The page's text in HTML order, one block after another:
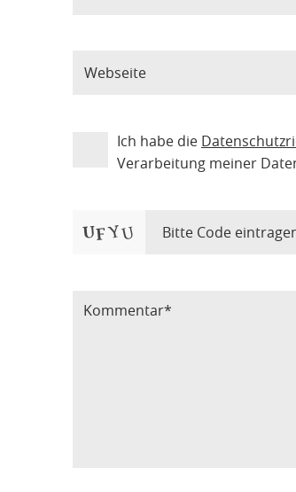
Ich habe die
Verarbeitung meiner